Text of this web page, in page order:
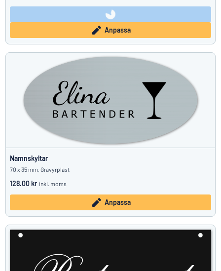
Anpassa
Namnskyltar
70 x 35 mm, Gravyrplast
128.00 kr inkl. moms
Anpassa